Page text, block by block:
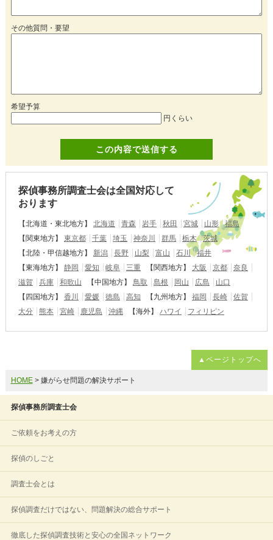
その他質問・要望
希望予算
円くらい
探偵事務所調査士会は全国対応して
おります
【北海道・東北地方】 北海道 青森 岩手 秋田 宮城 山形
福島
【関東地方】
東京都 千葉 埼玉 神奈川 群馬 栃木
茨城
【北陸・甲信越地方】
新潟 長野 山梨 富山 石川
福井
【東海地方】
静岡 愛知 岐阜 三重 【関西地方】 大阪 京都
奈良
滋賀
兵庫 和歌山 【中国地方】 鳥取 島根 岡山 広島
山口
【四国地方】
香川 愛媛 徳島 高知 【九州地方】 福岡 長崎
佐賀
大分
熊本 宮崎 鹿児島 沖縄 【海外】 ハワイ フィリピン
▲ページトップへ
HOME> 嫌がらせ問題の解決サポート
探偵事務所調査士会
ご依頼をお考えの方
探偵のしごと
調査士会とは
探偵調査だけではない、問題解決の総合サポート
徹底した探偵調査技術と安心の全国ネットワーク